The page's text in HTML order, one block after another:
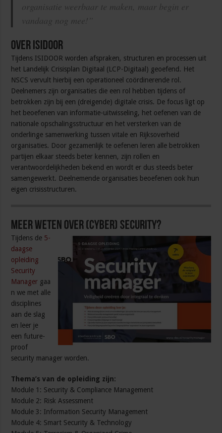
organisatie weerbaar te maken, maar begin er
vandaag nog mee!”
Over ISIDOOR
Tijdens ISIDOOR worden afspraken, structuren en processen uit
het Landelijk Crisisplan Digitaal (LCP-Digitaal) geoefend. Het
NSCS vervult hierbij een operationeel coördinerende rol.
Deelnemers zijn organisaties die een rol hebben tijdens of
betrokken zijn bij een (dreigende) digitale crisis. De focus ligt op
het beoefenen van informatie-uitwisseling, het oefenen van de
nationale opschalingsstructuur en het versterken van de
onderlinge samenwerking tussen vitale en Rijksoverheid
organisaties. Door gezamenlijk te oefenen leren alle betrokken
partijen elkaar steeds beter kennen, zijn rollen en
verantwoordelijkheden bekend en wordt er dus steeds beter
samengewerkt. Deelnemende organisaties beoefenen ook hun
eigen crisisstructuren.
Meer weten over (cyber) security?
Tijdens de 5-
daagse
opleiding
Security
Manager gaa
n we met alle
disciplines
aan de slag
en leer je
een future-
proof
security manager worden.
Thema’s van de opleiding zijn:
Module 1: Security & Compliance Management
Module 2: Risk Assessment
Module 3: Information Security Management
Module 4: Smart Security & Technology